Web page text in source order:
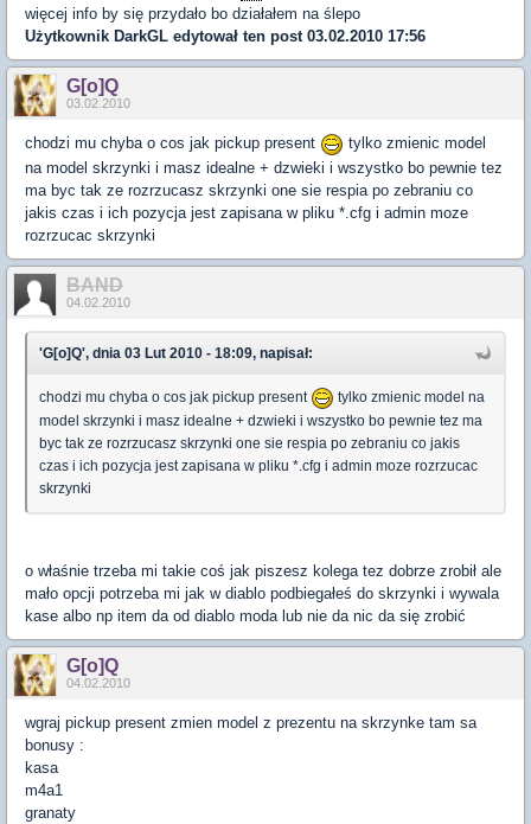
więcej info by się przydało bo działałem na ślepo
Użytkownik DarkGL edytował ten post 03.02.2010 17:56
G[o]Q
03.02.2010
chodzi mu chyba o cos jak pickup present
tylko zmienic model
na model skrzynki i masz idealne + dzwieki i wszystko bo pewnie tez
ma byc tak ze rozrzucasz skrzynki one sie respia po zebraniu co
jakis czas i ich pozycja jest zapisana w pliku *.cfg i admin moze
rozrzucac skrzynki
BAND
04.02.2010
'G[o]Q', dnia 03 Lut 2010 - 18:09, napisał:
chodzi mu chyba o cos jak pickup present
tylko zmienic model na
model skrzynki i masz idealne + dzwieki i wszystko bo pewnie tez ma
byc tak ze rozrzucasz skrzynki one sie respia po zebraniu co jakis
czas i ich pozycja jest zapisana w pliku *.cfg i admin moze rozrzucac
skrzynki
o właśnie trzeba mi takie coś jak piszesz kolega tez dobrze zrobił ale
mało opcji potrzeba mi jak w diablo podbiegałeś do skrzynki i wywala
kase albo np item da od diablo moda lub nie da nic da się zrobić
G[o]Q
04.02.2010
wgraj pickup present zmien model z prezentu na skrzynke tam sa
bonusy :
kasa
m4a1
granaty